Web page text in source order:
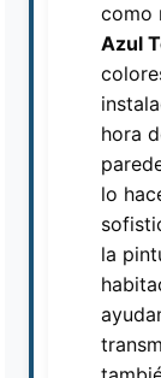
como
Azul
hora
lo
la